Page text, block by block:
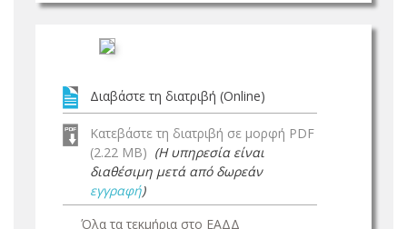
Διαβάστε τη διατριβή (Online)
Κατεβάστε τη διατριβή σε μορφή PDF
(2.22 MB) (Η υπηρεσία είναι
διαθέσιμη μετά από δωρεάν
εγγραφή)
Όλα τα τεκμήρια στο ΕΑΔΔ